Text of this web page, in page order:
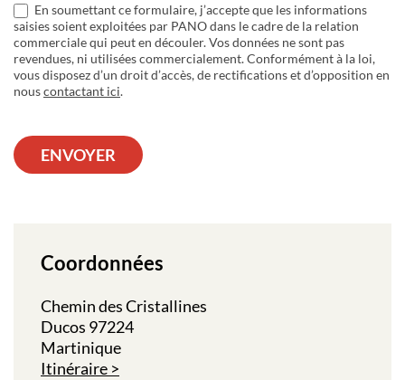
En soumettant ce formulaire, j’accepte que les informations
saisies soient exploitées par PANO dans le cadre de la relation
commerciale qui peut en découler. Vos données ne sont pas
revendues, ni utilisées commercialement. Conformément à la loi,
vous disposez d’un droit d’accès, de rectifications et d’opposition en
nouscontactant ici.
ENVOYER
Coordonnées
Chemin des Cristallines
Ducos 97224
Martinique
Itinéraire